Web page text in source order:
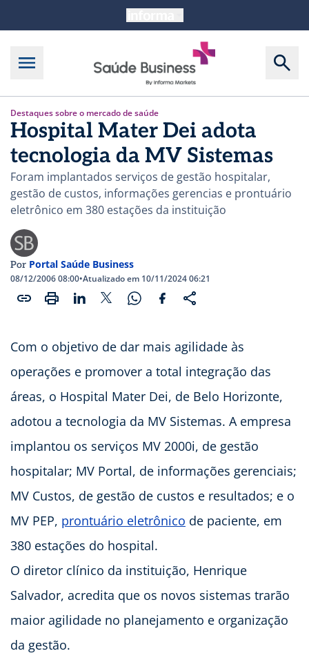
Destaques sobre o mercado de saúde
Hospital Mater Dei adota
tecnologia da MV Sistemas
Foram implantados serviços de gestão hospitalar,
gestão de custos, informações gerencias e prontuário
eletrônico em 380 estações da instituição
Por Portal Saúde Business
08/12/2006 08:00•Atualizado em 10/11/2024 06:21
Com o objetivo de dar mais agilidade às
operações e promover a total integração das
áreas, o Hospital Mater Dei, de Belo Horizonte,
adotou a tecnologia da MV Sistemas. A empresa
implantou os serviços MV 2000i, de gestão
hospitalar; MV Portal, de informações gerenciais;
MV Custos, de gestão de custos e resultados; e o
MV PEP, prontuário eletrônico de paciente, em
380 estações do hospital.
O diretor clínico da instituição, Henrique
Salvador, acredita que os novos sistemas trarão
maior agilidade no planejamento e organização
da gestão.